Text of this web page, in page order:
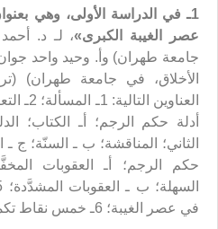
1ـ في الدراسة الأولى، وهي بعنوان «
عصر الغيبة الكبرى»، لـ د.
جامعة طهران) وأ. وحيد واحد
الأخلاق، في جامعة طهران)
أدلة حكم الرجم؛ أـ الكتاب؛
حكم الرجم؛ أـ العقوبات
في عصر الغيبة؛ 6ـ خمس نقاط تكميلية؛ 7ـ النتيجة.